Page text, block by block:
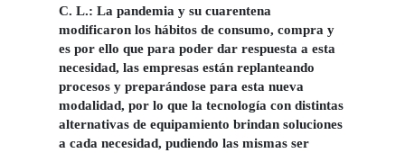
C. L.: La pandemia y su cuarentena
modificaron los hábitos de consumo, compra y
es por ello que para poder dar respuesta a esta
necesidad, las empresas están replanteando
procesos y preparándose para esta nueva
modalidad, por lo que la tecnología con distintas
alternativas de equipamiento brindan soluciones
a cada necesidad, pudiendo las mismas ser